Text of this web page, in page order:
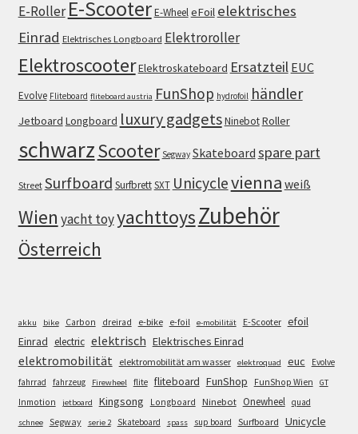
E-Roller E-ScooterE-WheeleFoil elektrisches
Einrad Elektrisches Longboard Elektroroller
ElektroscooterElektroskateboard Ersatzteil EUC
Evolve Fliteboard fliteboard austria FunShop hydrofoil händler
Jetboard Longboard luxury gadgetsNinebotRoller
schwarzScooter Segway Skateboard spare part
Street Surfboard SurfbrettSXT Unicyclevienna weiß
Wien yacht toyyachttoysZubehör
Österreich
akku bike Carbon dreirad e-bike e-foil e-mobilität E-Scooter efoil
Einrad electric elektrisch Elektrisches Einrad
elektromobilität elektromobilität am wasser elektroquad euc
Evolve
fahrrad
fahrzeug Firewheel flite fliteboard FunShop FunShop Wien GT
Inmotion jetboard Kingsong Longboard Ninebot Onewheel quad
schnee Segway serie 2 Skateboard spass sup board Surfboard Unicycle